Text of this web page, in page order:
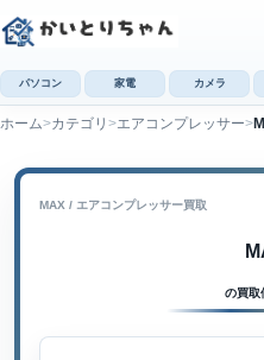
パソコン 家電 カメラ
ホーム カテゴリ エアコンプレッサー
MAX / エアコンプレッサー買取
の買取